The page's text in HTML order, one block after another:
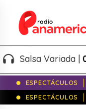
Salsa Variada |
ESPECTÁCULOS
ESPECTÁCULOS